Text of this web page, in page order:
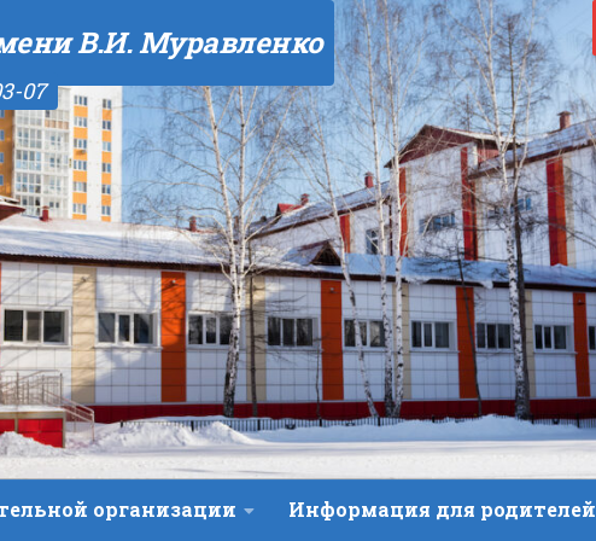
В.И. Муравленко
07
организации Информация для родителей